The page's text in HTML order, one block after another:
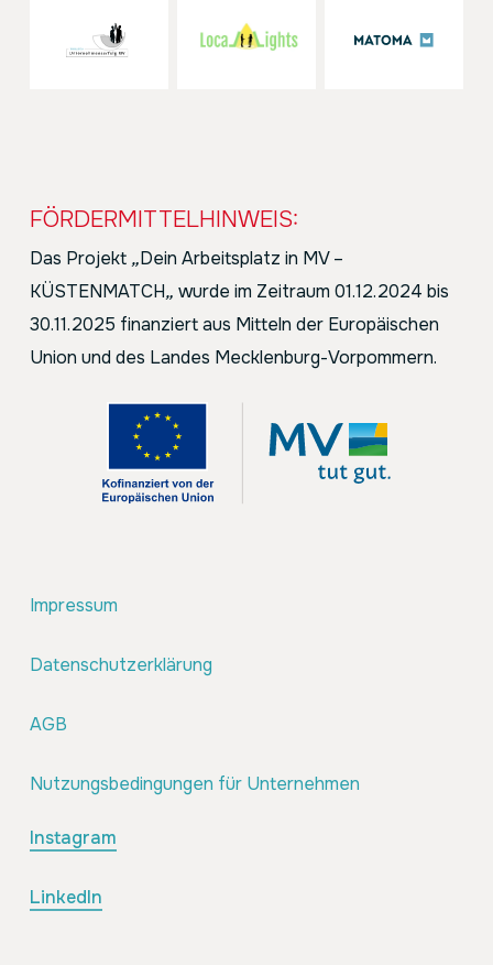
FÖRDERMITTELHINWEIS:
Das Projekt „Dein Arbeitsplatz in MV –
KÜSTENMATCH„ wurde im Zeitraum 01.12.2024 bis
30.11.2025 finanziert aus Mitteln der Europäischen
Union und des Landes Mecklenburg-Vorpommern.
Impressum
Datenschutzerklärung
AGB
Nutzungsbedingungen für Unternehmen
Instagram
LinkedIn